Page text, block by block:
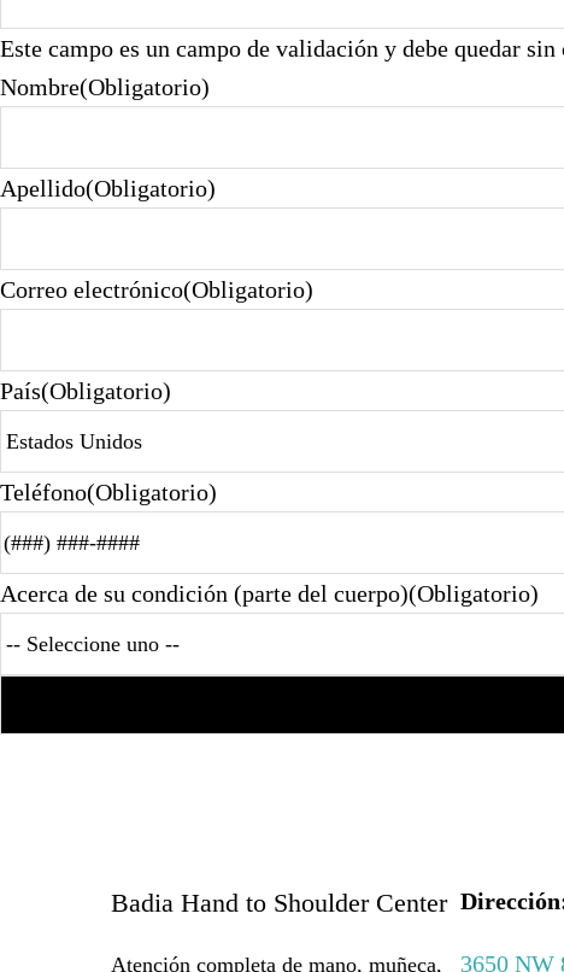
Este campo es un campo de validación y debe quedar sin
Nombre(Obligatorio)
Apellido(Obligatorio)
Correo electrónico(Obligatorio)
País(Obligatorio)
Teléfono(Obligatorio)
Acerca de su condición (parte del cuerpo)(Obligatorio)
Badia Hand to Shoulder Center
Atención completa de mano, muñeca, 3650 NW